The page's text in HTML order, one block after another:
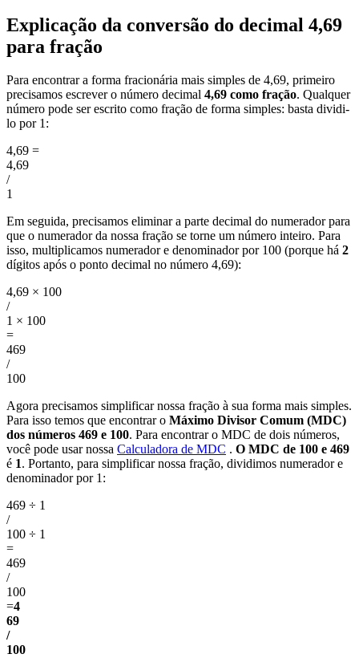
Explicação da conversão do decimal 4,69
para fração
Para encontrar a forma fracionária mais simples de 4,69, primeiro
precisamos escrever o número decimal 4,69 como fração. Qualquer
número pode ser escrito como fração de forma simples: basta dividi-
lo por 1:
4,69 =
4,69
/
1
Em seguida, precisamos eliminar a parte decimal do numerador para
que o numerador da nossa fração se torne um número inteiro. Para
isso, multiplicamos numerador e denominador por 100 (porque há 2
dígitos após o ponto decimal no número 4,69):
4,69 × 100
/
1 × 100
=
469
/
100
Agora precisamos simplificar nossa fração à sua forma mais simples.
Para isso temos que encontrar o Máximo Divisor Comum (MDC)
dos números 469 e 100. Para encontrar o MDC de dois números,
você pode usar nossa Calculadora de MDC . O MDC de 100 e 469
é 1. Portanto, para simplificar nossa fração, dividimos numerador e
denominador por 1:
469 ÷ 1
/
100 ÷ 1
=
469
/
100
=4
69
/
100